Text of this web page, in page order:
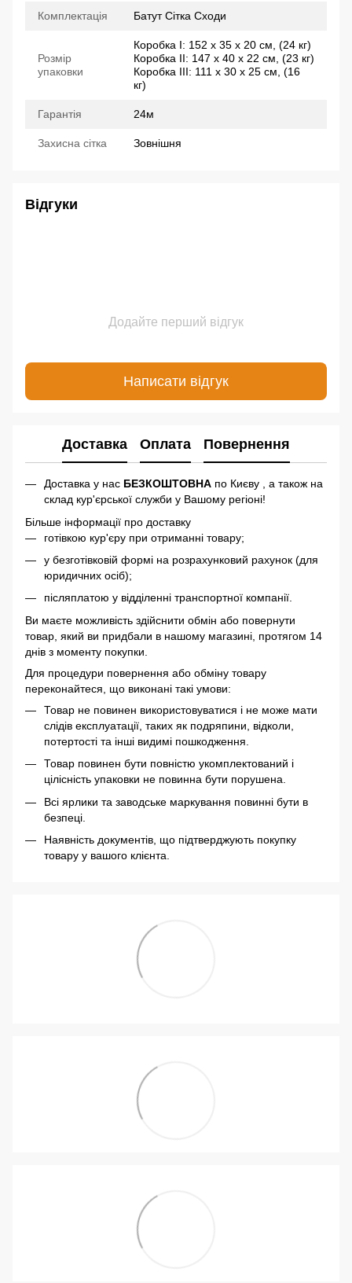
Комплектація Батут Сітка Сходи
Розмір
упаковки
Коробка I: 152 х 35 х 20 см, (24 кг)
Коробка II: 147 х 40 х 22 см, (23 кг)
Коробка III: 111 х 30 х 25 см, (16
кг)
Гарантія 24м
Захисна сітка Зовнішня
Відгуки
Додайте перший відгук
Написати відгук
Доставка Оплата Повернення
Доставка у нас БЕЗКОШТОВНА по Києву , а також на
склад кур'єрської служби у Вашому регіоні!
Більше інформації про доставку
готівкою кур'єру при отриманні товару;
у безготівковій формі на розрахунковий рахунок (для
юридичних осіб);
післяплатою у відділенні транспортної компанії.
Ви маєте можливість здійснити обмін або повернути
товар, який ви придбали в нашому магазині, протягом 14
днів з моменту покупки.
Для процедури повернення або обміну товару
переконайтеся, що виконані такі умови:
Товар не повинен використовуватися і не може мати
слідів експлуатації, таких як подряпини, відколи,
потертості та інші видимі пошкодження.
Товар повинен бути повністю укомплектований і
цілісність упаковки не повинна бути порушена.
Всі ярлики та заводське маркування повинні бути в
безпеці.
Наявність документів, що підтверджують покупку
товару у вашого клієнта.